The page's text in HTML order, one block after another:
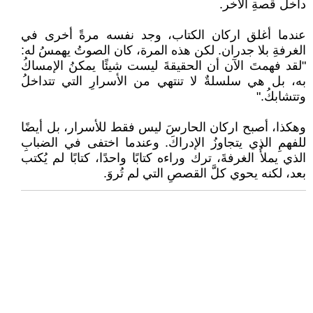
داخل قصةِ الآخر.
عندما أغلق اركان الكتاب، وجد نفسه مرةً أخرى في
الغرفةِ بلا جدران. لكن هذه المرة، كان الصوتُ يهمسُ له:
"لقد فهمتَ الآن أن الحقيقةَ ليست شيئًا يمكنُ الإمساكُ
به، بل هي سلسلةٌ لا تنتهي من الأسرارِ التي تتداخلُ
وتتشابكُ."
وهكذا، أصبح اركان الحارسَ ليس فقط للأسرار، بل أيضًا
للفهمِ الذي يتجاوزُ الإدراكَ. وعندما اختفى في الضبابِ
الذي يملأُ الغرفةَ، ترك وراءه كتابًا واحدًا، كتابًا لم يُكتب
بعد، لكنه يحوي كلَّ القصصِ التي لم تُروَ.